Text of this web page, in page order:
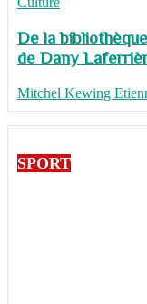
De la
de Dany
Mitchel Kewing
SPORT